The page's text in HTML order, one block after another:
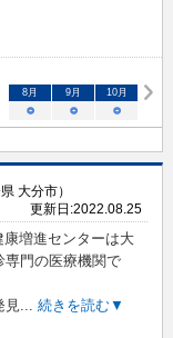
8月 9月 10月
○ ○ ○
県 大分市）
更新日:2022.08.25
増進センターは大
専門の医療機関で
見... 続きを読む▼